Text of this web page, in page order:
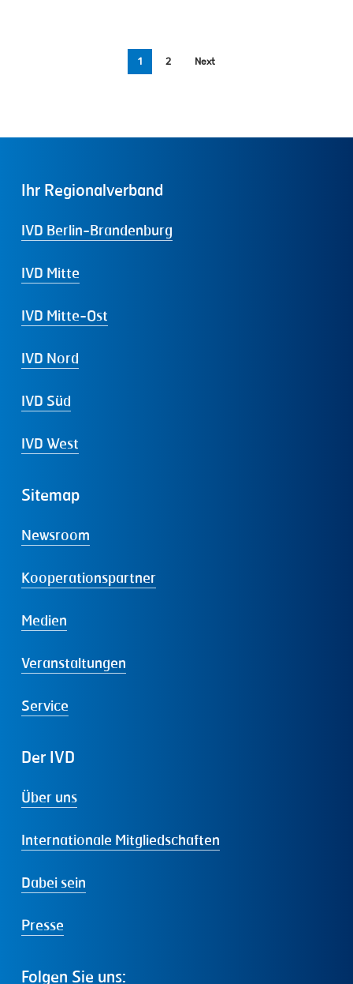
1 2 Next
Ihr Regionalverband
IVD Berlin-Brandenburg
IVD Mitte
IVD Mitte-Ost
IVD Nord
IVD Süd
IVD West
Sitemap
Newsroom
Kooperationspartner
Medien
Veranstaltungen
Service
Der IVD
Über uns
Internationale Mitgliedschaften
Dabei sein
Presse
Folgen Sie uns: